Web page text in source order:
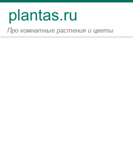
Перейти к содержимому
Про комнатные растения и цветы